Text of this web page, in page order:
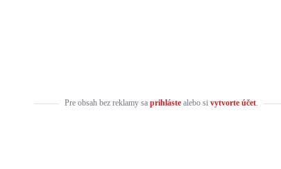
Pre obsah bez reklamy sa prihlástealebo si vytvorte účet.